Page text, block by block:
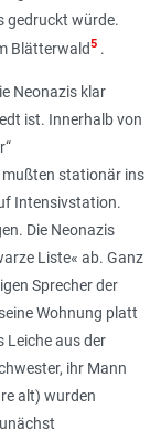
gedruckt würde.
Blätterwald5.
Neonazis klar
ist. Innerhalb von
stationär ins
Intensivstation.
Die Neonazis
Liste« ab. Ganz
Sprecher der
Wohnung platt
Leiche aus der
ihr Mann
alt) wurden